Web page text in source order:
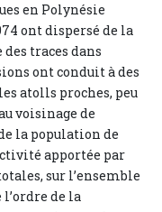
en Polynésie
ont dispersé de la
traces dans
ont conduit à des
atolls proches, peu
voisinage de
la population de
apportée par
sur l’ensemble
l’ordre de la